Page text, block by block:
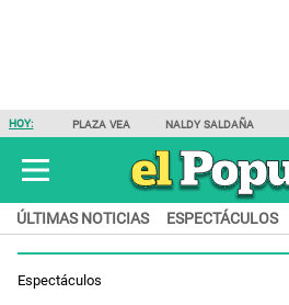
HOY: PLAZA VEA NALDY SALDAÑA
ÚLTIMAS NOTICIAS ESPECTÁCULOS
Espectáculos